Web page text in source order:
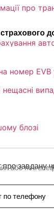
про
номер EVB
блозі
про завдану
або по
по телефону